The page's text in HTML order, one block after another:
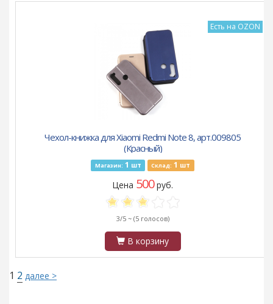
Есть на OZON
Чехол-книжка для Xiaomi Redmi Note 8, арт.009805
(Красный)
Магазин: 1 шт Склад: 1 шт
Цена 500руб.
3/5 ~ (5 голосов)
В корзину
1 2 далее >